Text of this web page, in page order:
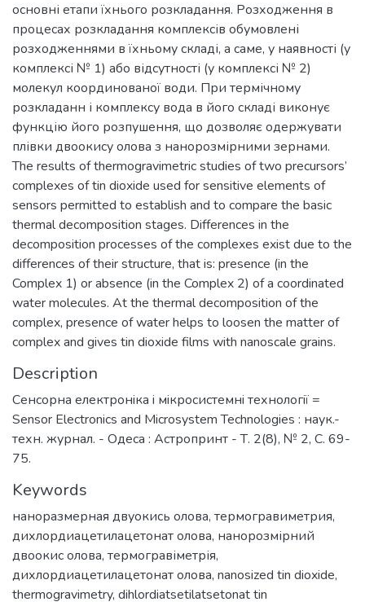
основні етапи їхнього розкладання. Розходження в
процесах розкладання комплексів обумовлені
розходженнями в їхньому складі, а саме, у наявності (у
комплексі № 1) або відсутності (у комплексі № 2)
молекул координованої води. При термічному
розкладанн і комплексу вода в його складі виконує
функцію його розпушення, що дозволяє одержувати
плівки двоокису олова з нанорозмірними зернами.
The results of thermogravimetric studies of two precursors’
complexes of tin dioxide used for sensitive elements of
sensors permitted to establish and to compare the basic
thermal decomposition stages. Differences in the
decomposition processes of the complexes exist due to the
differences of their structure, that is: presence (in the
Complex 1) or absence (in the Complex 2) of a coordinated
water molecules. At the thermal decomposition of the
complex, presence of water helps to loosen the matter of
complex and gives tin dioxide films with nanoscale grains.
Description
Сенсорна електронiка i мiкросистемнi технологiї =
Sensor Electronics and Microsystem Technologies : наук.-
техн. журнал. - Одеса : Астропринт - Т. 2(8), № 2, С. 69-
75.
Keywords
наноразмерная двуокись олова, термогравиметрия,
дихлордиацетилацетонат олова, нанорозмірний
двоокис олова, термогравіметрія,
дихлордиацетилацетонат олова, nanosized tin dioxide,
thermogravimetry, dihlordiatsetilatsetonat tin